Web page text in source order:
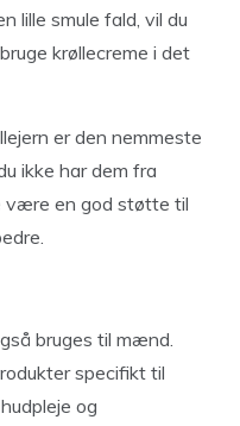
lille smule fald, vil du
krøllecreme i det
er den nemmeste
ikke har dem fra
være en god støtte til
bruges til mænd.
specifikt til
og